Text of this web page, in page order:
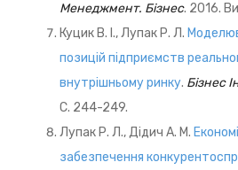
Менеджмент. Бізнес. 2016.
Куцик В. І., Лупак Р. Л.
позицій підприємств
внутрішньому ринку. Бізнес
С. 244-249.
Лупак Р. Л., Дідич А. М.
забезпечення